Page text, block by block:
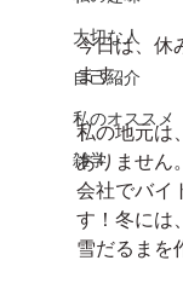
大切な人
自己紹介
私のオススメ
雑学
今日は、休
ます。
私の地元は
ありません
会社でバイ
す！冬には
雪だるまを